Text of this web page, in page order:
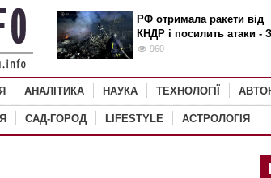
РФ отримала ракети від
КНДР і посилить атаки -
960
АНАЛІТИКА НАУКА ТЕХНОЛОГІЇ
САД-ГОРОД LIFESTYLE АСТРОЛОГІЯ